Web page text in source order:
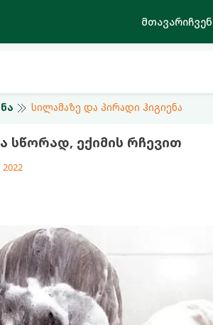
მთავარი
სილამაზე და პირადი ჰიგიენა
ექიმის რჩევით